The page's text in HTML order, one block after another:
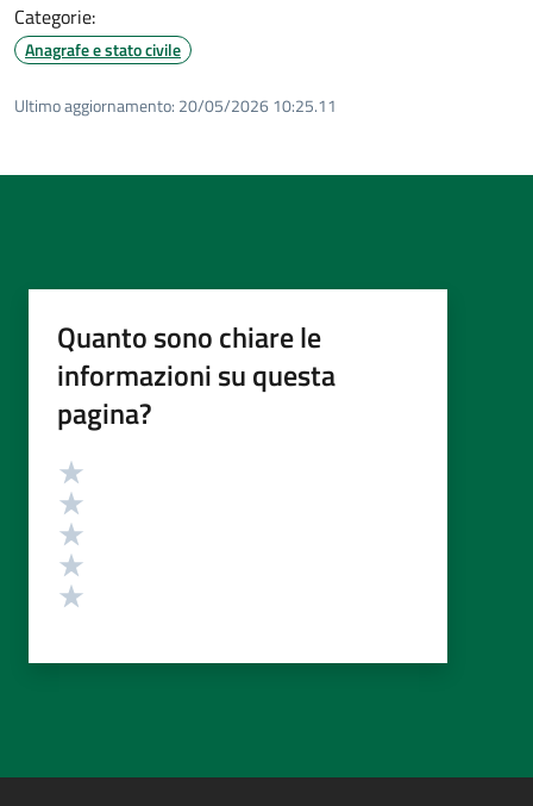
Categorie:
Anagrafe e stato civile
Ultimo aggiornamento: 20/05/2026 10:25.11
Quanto sono chiare le
informazioni su questa
pagina?
Valutazione